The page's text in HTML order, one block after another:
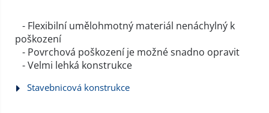
- Flexibilní umělohmotný materiál nenáchylný k
poškození
- Povrchová poškození je možné snadno opravit
- Velmi lehká konstrukce
Stavebnicová konstrukce